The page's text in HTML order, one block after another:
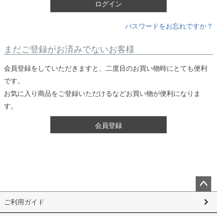
ログイン
パスワードをお忘れですか？
まだご登録がお済みでないお客様
会員登録をしていただきますと、二度目のお買い物時にとても便利
です。
お気に入り商品をご登録いただけるなどお買い物が便利になりま
す。
会員登録
ペー
ジト
ご利用ガイド